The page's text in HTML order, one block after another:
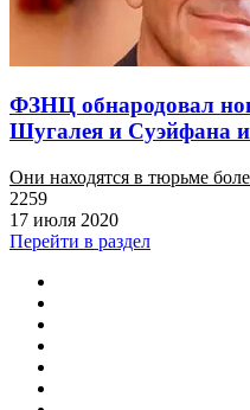
ФЗНЦ обнародовал
Шугалея и Суэйфана
Они находятся в тюрьме
2259
17 июля 2020
Перейти в раздел